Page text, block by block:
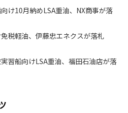
け10月納めLSA重油、NX商事が落
税軽油、伊藤忠エネクスが落札
習船向けLSA重油、福田石油店が落